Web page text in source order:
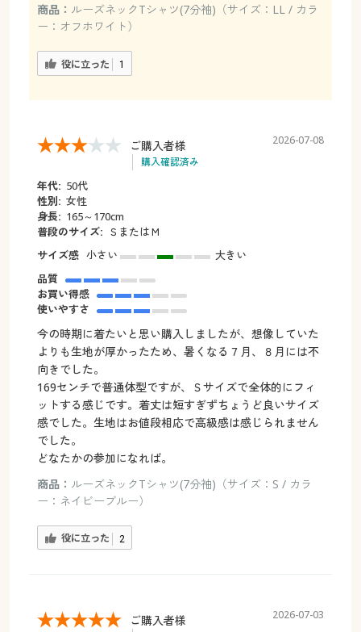
商品： ルーズネックTシャツ(7分袖)（サイズ：LL / カラ
ー：オフホワイト）
役に立った 1
ご購入者様
購入確認済み
2026-07-08
年代: 50代
性別: 女性
身長: 165～170cm
普段のサイズ: ＳまたはＭ
サイズ感 小さい
大きい
品質
お買い得感
使いやすさ
今の時期に着たいと思い購入しましたが、想像していた
よりも生地が厚かったため、暑くなる７月、８月には不
向きでした。
169センチで普通体型ですが、Ｓサイズで全体的にフィ
ットする感じです。着丈は短すぎずちょうど良いサイズ
感でした。生地はお値段相応で高級感は感じられません
でした。
どなたかの参加になれば。
商品： ルーズネックTシャツ(7分袖)（サイズ：S / カラ
ー：ネイビーブルー）
役に立った 2
ご購入者様 2026-07-03